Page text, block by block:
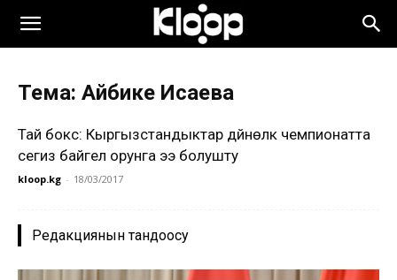
Тема: Айбике Исаева
Тай бокс: Кыргызстандыктар дүйнөлүк чемпионатта
сегиз байгелүү орунга ээ болушту
kloop.kg - 18/03/2017
Редакциянын тандоосу